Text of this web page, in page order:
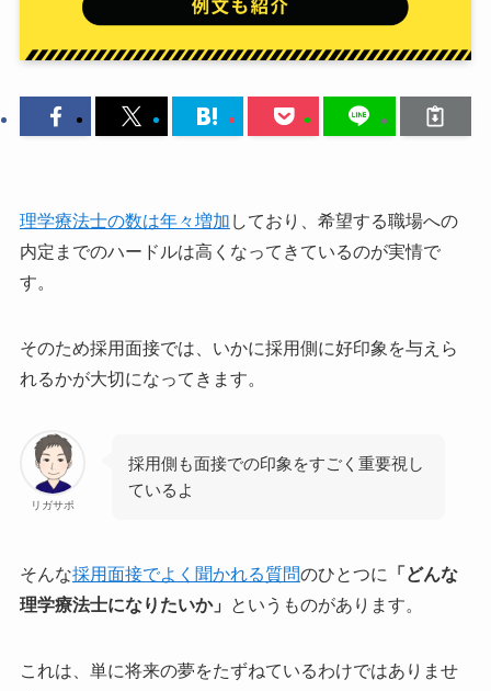
理学療法士の数は年々増加 しており、希望する職場への
内定までのハードルは高くなってきているのが実情で
す。
そのため採用面接では、いかに採用側に好印象を与えら
れるかが大切になってきます。
リガサポ
採用側も面接での印象をすごく重要視し
ているよ
そんな採用面接でよく聞かれる質問のひとつに
「どんな
理学療法士になりたいか」
というものがあります。
これは、単に将来の夢をたずねているわけではありませ